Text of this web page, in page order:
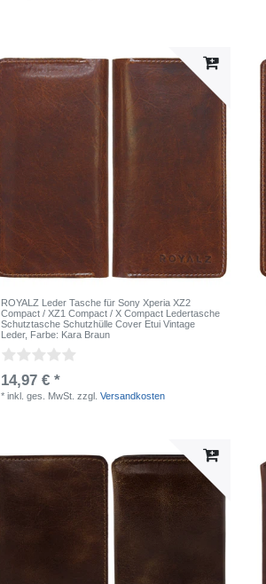
ROYALZ Leder Tasche für Sony Xperia XZ2
Compact / XZ1 Compact / X Compact Ledertasche
Schutztasche Schutzhülle Cover Etui Vintage
Leder, Farbe: Kara Braun
14,97 € *
*inkl. ges. MwSt. zzgl.Versandkosten